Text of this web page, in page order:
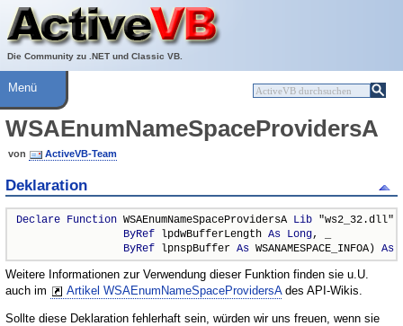
Die Community zu .NET und Classic VB.
Über ActiveVB
Hilfe
Menü
WSAEnumNameSpaceProvidersA
von ActiveVB-Team
Deklaration
Declare Function WSAEnumNameSpaceProvidersA Lib "ws2_32.dll"
ByRef lpdwBufferLength As Long, _
ByRef lpnspBuffer As WSANAMESPACE_INFOA) As
Weitere Informationen zur Verwendung dieser Funktion finden sie u.U.
auch im
Artikel WSAEnumNameSpaceProvidersAdes API-Wikis.
Sollte diese Deklaration fehlerhaft sein, würden wir uns freuen, wenn sie